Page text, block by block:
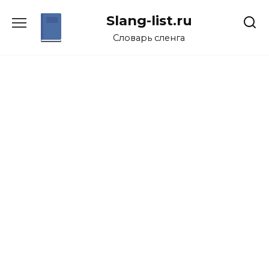
Slang-list.ru
Словарь сленга